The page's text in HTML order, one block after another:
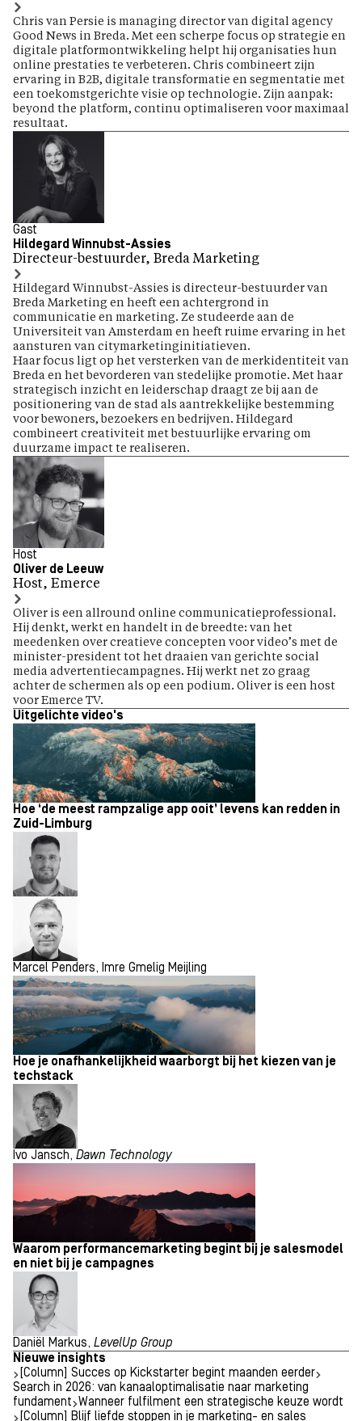
Chris van Persie is managing director van digital agency
Good News in Breda. Met een scherpe focus op strategie en
digitale platformontwikkeling helpt hij organisaties hun
online prestaties te verbeteren. Chris combineert zijn
ervaring in B2B, digitale transformatie en segmentatie met
een toekomstgerichte visie op technologie. Zijn aanpak:
beyond the platform, continu optimaliseren voor maximaal
resultaat.
Gast
​Hildegard Winnubst-Assies
Directeur-bestuurder, Breda Marketing
​Hildegard Winnubst-Assies is directeur-bestuurder van
Breda Marketing en heeft een achtergrond in
communicatie en marketing. Ze studeerde aan de
Universiteit van Amsterdam en heeft ruime ervaring in het
aansturen van citymarketinginitiatieven.
Haar focus ligt op het versterken van de merkidentiteit van
Breda en het bevorderen van stedelijke promotie. Met haar
strategisch inzicht en leiderschap draagt ze bij aan de
positionering van de stad als aantrekkelijke bestemming
voor bewoners, bezoekers en bedrijven. Hildegard
combineert creativiteit met bestuurlijke ervaring om
duurzame impact te realiseren.
Host
Oliver de Leeuw
Host, Emerce
Oliver is een allround online communicatieprofessional.
Hij denkt, werkt en handelt in de breedte: van het
meedenken over creatieve concepten voor video’s met de
minister-president tot het draaien van gerichte social
media advertentiecampagnes. Hij werkt net zo graag
achter de schermen als op een podium. Oliver is een host
voor Emerce TV.
Uitgelichte video's
Hoe ‘de meest rampzalige app ooit’ levens kan redden in
Zuid-Limburg
Marcel Penders, Imre Gmelig Meijling
Hoe je onafhankelijkheid waarborgt bij het kiezen van je
techstack
Ivo Jansch, Dawn Technology
Waarom performancemarketing begint bij je salesmodel
en niet bij je campagnes
Daniël Markus, LevelUp Group
Nieuwe insights
[Column] Succes op Kickstarter begint maanden eerder
Search in 2026: van kanaaloptimalisatie naar marketing
fundament Wanneer fulfilment een strategische keuze wordt
[Column] Blijf liefde stoppen in je marketing- en sales